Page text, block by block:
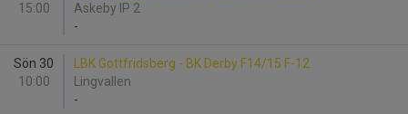
15:00
Askeby IP 2
-
Sön 30
10:00
LBK Gottfridsberg - BK Derby F14/15 F-12
Lingvallen
-